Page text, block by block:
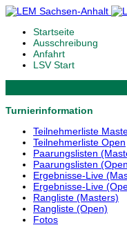
Startseite
Ausschreibung
Anfahrt
LSV Start
Turnierinformation
Teilnehmerliste
Teilnehmerliste Open
Paarungslisten
Paarungslisten
Ergebnisse-Live
Ergebnisse-Live
Rangliste (Masters)
Rangliste (Open)
Fotos